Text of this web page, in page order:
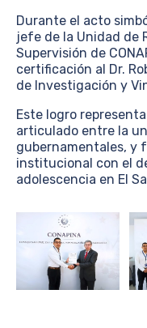
Durante el acto
jefe de la Unidad de
Supervisión de
certificación al Dr.
de Investigación y
Este logro
articulado entre la
gubernamentales, y
institucional con el
adolescencia en El